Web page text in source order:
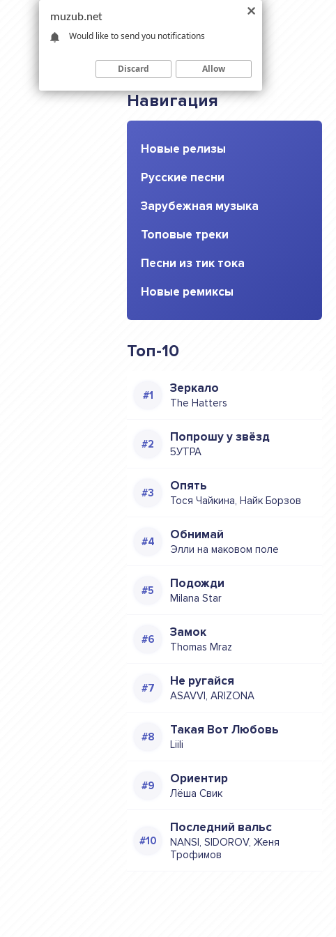
Навигация
Новые релизы
Русские песни
Зарубежная музыка
Топовые треки
Песни из тик тока
Новые ремиксы
Топ-10
Зеркало
The Hatters
Попрошу у звёзд
5УТРА
Опять
Тося Чайкина, Найк Борзов
Обнимай
Элли на маковом поле
Подожди
Milana Star
Замок
Thomas Mraz
Не ругайся
ASAVVI, ARIZONA
Такая Вот Любовь
Liili
Ориентир
Лёша Свик
Последний вальс
NANSI, SIDOROV, Женя
Трофимов
muzub.net
Would like to send you notifications
Discard Allow